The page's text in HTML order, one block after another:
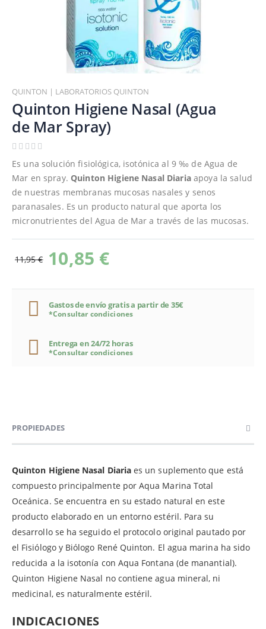
al
comienzo
de
la
galería
imágenes
QUINTON | LABORATORIOS QUINTON
Quinton Higiene Nasal (Agua
de Mar Spray)
Es una solución fisiológica, isotónica al 9 ‰ de Agua de
Mar en spray. Quinton Higiene Nasal Diariaapoya la salud
de nuestras membranas mucosas nasales y senos
paranasales. Es un producto natural que aporta los
micronutrientes del Agua de Mar a través de las mucosas.
10,85 €
11,95 €
Gastos de envío gratis a partir de 35€
*Consultar condiciones
Entrega en 24/72 horas
*Consultar condiciones
PROPIEDADES
Quinton Higiene Nasal Diariaes un suplemento que está
compuesto principalmente por Aqua Marina Total
Oceánica. Se encuentra en su estado natural en este
producto elaborado en un entorno estéril. Para su
desarrollo se ha seguido el protocolo original pautado por
el Fisiólogo y Biólogo René Quinton. El agua marina ha sido
reducida a la isotonía con Aqua Fontana (de manantial).
Quinton Higiene Nasal no contiene agua mineral, ni
medicinal, es naturalmente estéril.
INDICACIONES